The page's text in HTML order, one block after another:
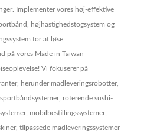
Implementer vores høj-effektive
højhastighedstogsystem og
for at løse
på vores Made in Taiwan
Vi fokuserer på
herunder madleveringsrobotter,
roterende sushi-
mobilbestillingssystemer,
tilpassede madleveringssystemer